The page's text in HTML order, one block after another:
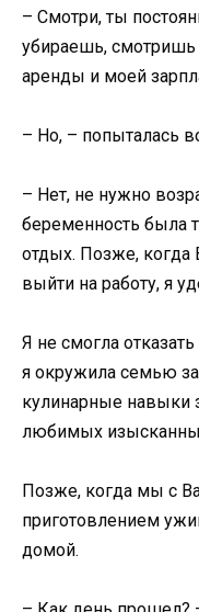
– Смотри, ты
убираешь, смотришь
аренды и моей
– Но, – попыталась
– Нет, не нужно
беременность была
отдых. Позже, когда
выйти на работу, я
Я не смогла
я окружила семью
кулинарные навыки
любимых
Позже, когда мы с
приготовлением
домой.